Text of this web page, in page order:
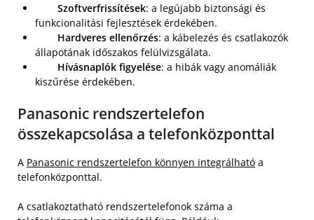
Szoftverfrissítések: a legújabb biztonsági és
funkcionalitási fejlesztések érdekében.
Hardveres ellenőrzés: a kábelezés és csatlakozók
állapotának időszakos felülvizsgálata.
Hívásnaplók figyelése: a hibák vagy anomáliák
kiszűrése érdekében.
Panasonic rendszertelefon
összekapcsolása a telefonközponttal
A Panasonic rendszertelefon könnyen integrálható a
telefonközponttal.
A csatlakoztatható rendszertelefonok száma a